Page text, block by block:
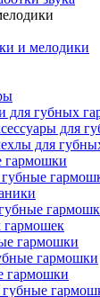
и мелодики
для губных
для
для
гармошки
гармошки
гармошки
гармошки